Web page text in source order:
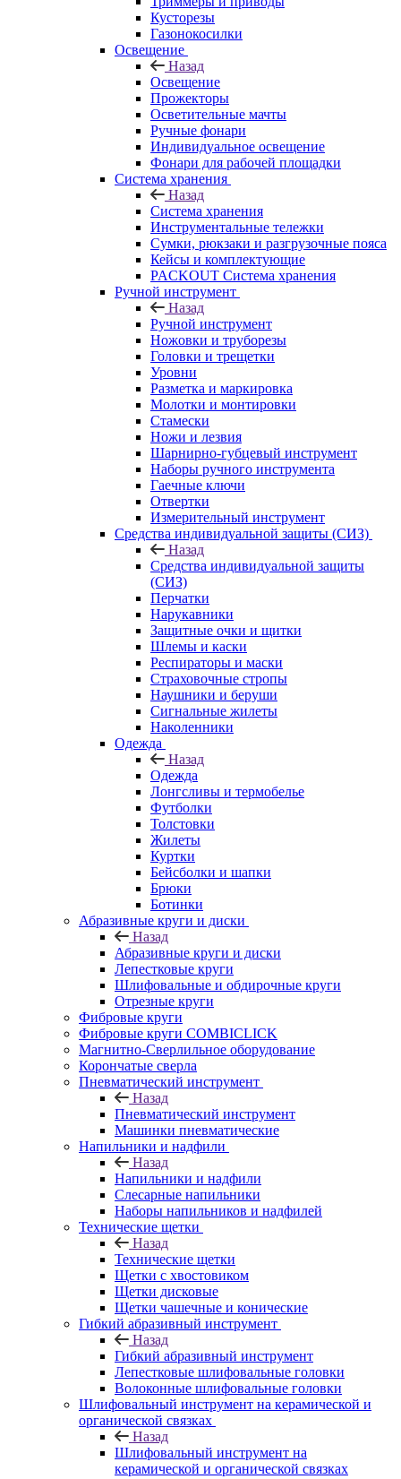
Кусторезы
Газонокосилки
Освещение
Назад
Освещение
Прожекторы
Осветительные мачты
Ручные фонари
Индивидуальное освещение
Фонари для рабочей площадки
Система хранения
Назад
Система хранения
Инструментальные тележки
Сумки, рюкзаки и разгрузочные пояса
Кейсы и комплектующие
PACKOUT Система хранения
Ручной инструмент
Назад
Ручной инструмент
Ножовки и труборезы
Головки и трещетки
Уровни
Разметка и маркировка
Молотки и монтировки
Стамески
Ножи и лезвия
Шарнирно-губцевый инструмент
Наборы ручного инструмента
Гаечные ключи
Отвертки
Измерительный инструмент
Средства индивидуальной защиты (СИЗ)
Назад
Средства индивидуальной защиты
(СИЗ)
Перчатки
Нарукавники
Защитные очки и щитки
Шлемы и каски
Респираторы и маски
Страховочные стропы
Наушники и беруши
Сигнальные жилеты
Наколенники
Одежда
Назад
Одежда
Лонгсливы и термобелье
Футболки
Толстовки
Жилеты
Куртки
Бейсболки и шапки
Брюки
Ботинки
Абразивные круги и диски
Назад
Абразивные круги и диски
Лепестковые круги
Шлифовальные и обдирочные круги
Отрезные круги
Фибровые круги
Фибровые круги COMBICLICK
Магнитно-Сверлильное оборудование
Корончатые сверла
Пневматический инструмент
Назад
Пневматический инструмент
Машинки пневматические
Напильники и надфили
Назад
Напильники и надфили
Слесарные напильники
Наборы напильников и надфилей
Технические щетки
Назад
Технические щетки
Щетки с хвостовиком
Щетки дисковые
Щетки чашечные и конические
Гибкий абразивный инструмент
Назад
Гибкий абразивный инструмент
Лепестковые шлифовальные головки
Волоконные шлифовальные головки
Шлифовальный инструмент на керамической и
органической связках
Назад
Шлифовальный инструмент на
керамической и органической связках